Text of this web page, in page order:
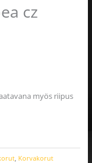
cz
myös riipus
, Korvakorut